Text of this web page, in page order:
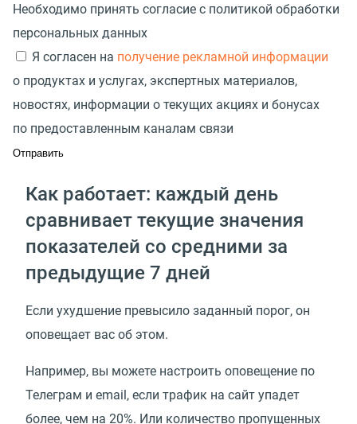
Необходимо принять согласие с политикой обработки
персональных данных
Я согласен на получение рекламной информации
о продуктах и услугах, экспертных материалов,
новостях, информации о текущих акциях и бонусах
по предоставленным каналам связи
Как работает: каждый день
сравнивает текущие значения
показателей со средними за
предыдущие 7 дней
Если ухудшение превысило заданный порог, он
оповещает вас об этом.
Например, вы можете настроить оповещение по
Телеграм и email, если трафик на сайт упадет
более, чем на 20%. Или количество пропущенных